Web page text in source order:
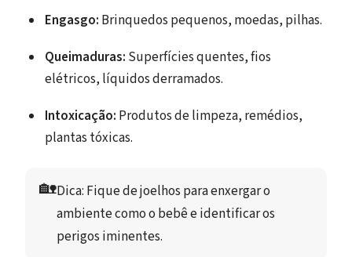
Engasgo: Brinquedos pequenos, moedas, pilhas.
Queimaduras: Superfícies quentes, fios
elétricos, líquidos derramados.
Intoxicação: Produtos de limpeza, remédios,
plantas tóxicas.
🏡Dica: Fique de joelhos para enxergar o
ambiente como o bebê e identificar os
perigos iminentes.